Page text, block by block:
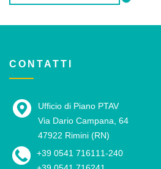
CONTATTI
Ufficio di Piano PTAV
Via Dario Campana, 64
47922 Rimini (RN)
+39 0541 716111-240